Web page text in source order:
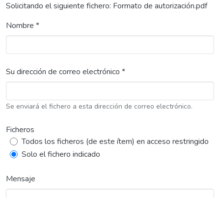
Solicitando el siguiente fichero: Formato de autorización.pdf
Nombre *
Su dirección de correo electrónico *
Se enviará el fichero a esta dirección de correo electrónico.
Ficheros
Todos los ficheros (de este ítem) en acceso restringido
Solo el fichero indicado
Mensaje